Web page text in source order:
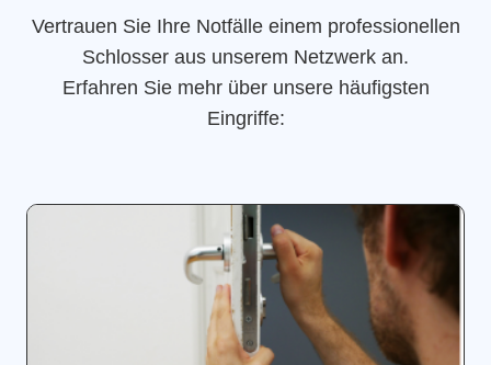
Vertrauen Sie Ihre Notfälle einem professionellen
Schlosser aus unserem Netzwerk an.
Erfahren Sie mehr über unsere häufigsten
Eingriffe: